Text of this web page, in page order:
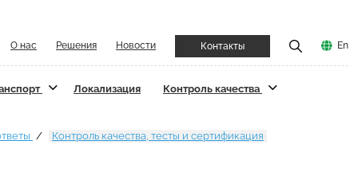
О нас Решения Новости Контакты En
Локализация
Контроль качества
Контроль качества, тесты и сертификация